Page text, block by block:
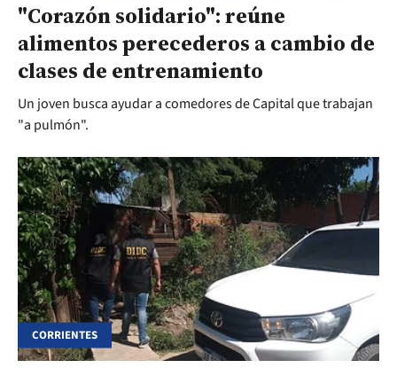
"Corazón solidario": reúne
alimentos perecederos a cambio de
clases de entrenamiento
Un joven busca ayudar a comedores de Capital que trabajan
"a pulmón".
CORRIENTES